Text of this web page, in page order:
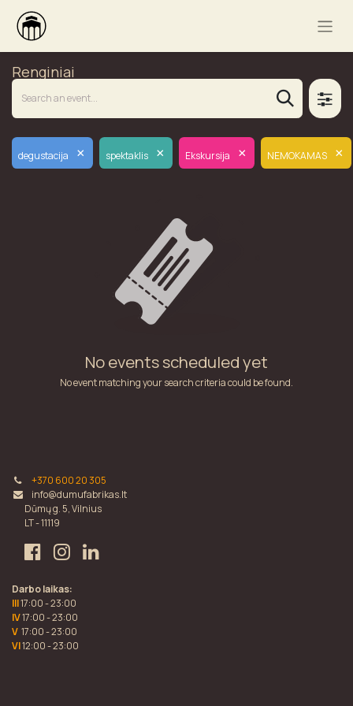
Renginiai
degustacija × spektaklis × Ekskursija × NEMOKAMAS ×
No events scheduled yet
No event matching your search criteria could be found.
+370 600 20 305
info@dumufabrikas.lt
Dūmų g. 5, Vilnius
LT - 11119
Darbo laikas:
III17:00 - 23:00
IV17:00 - 23:00
V 17:00 - 23:00
VI12:00 - 23:00